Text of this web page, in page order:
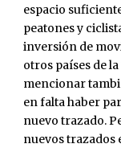
espacio
peatones y
inversión de
otros países de
mencionar
en falta haber
nuevo trazado.
nuevos trazados